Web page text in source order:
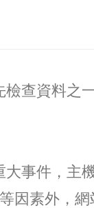
檢查資料之
大事件，主
因素外，網